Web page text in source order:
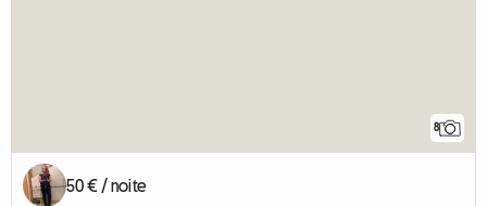
8
50 € / noite